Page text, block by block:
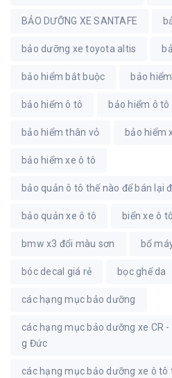
BẢO DƯỠNG XE SANTAFE
bảo dưỡng xe toyota altis
bảo hiểm bắt buộc bảo
bảo hiểm ô tô bảo hiểm ô
bảo hiểm thân vỏ bảo hiểm
bảo hiểm xe ô tô
bảo quản ô tô thế nào để bán lại
bảo quản xe ô tô biển xe ô tô
bmw x3 đổi màu sơn bổ
bóc decal giá rẻ bọc ghế da
các hạng mục bảo dưỡng
các hạng mục bảo dưỡng xe CR
g Đức
các hạng mục bảo dưỡng xe ô tô